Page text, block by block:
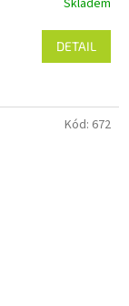
DETAIL
Kód: 672